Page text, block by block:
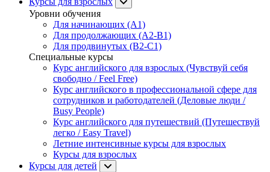
Уровни обучения
Для начинающих (A1)
Для продолжающих (A2-B1)
Для продвинутых (B2-C1)
Специальные курсы
Курс английского для взрослых (Чувствуй себя
свободно / Feel Free)
Курс английского в профессиональной сфере для
сотрудников и работодателей (Деловые люди /
Busy People)
Курс английского для путешествий (Путешествуй
легко / Easy Travel)
Летние интенсивные курсы для взрослых
Курсы для взрослых
Курсы для детей